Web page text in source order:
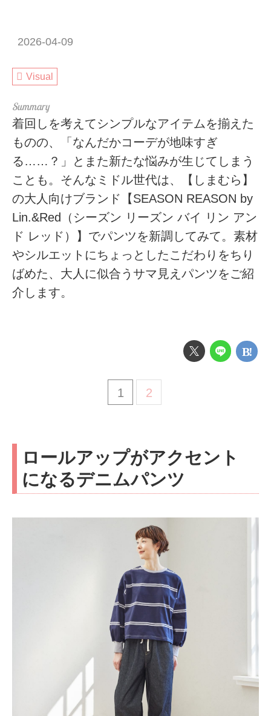
2026-04-09
Visual
着回しを考えてシンプルなアイテムを揃えた
ものの、「なんだかコーデが地味すぎ
る……？」とまた新たな悩みが生じてしまう
ことも。そんなミドル世代は、【しまむら】
の大人向けブランド【SEASON REASON by
Lin.&Red（シーズン リーズン バイ リン アン
ド レッド）】でパンツを新調してみて。素材
やシルエットにちょっとしたこだわりをちり
ばめた、大人に似合うサマ見えパンツをご紹
介します。
1 2
ロールアップがアクセント
になるデニムパンツ